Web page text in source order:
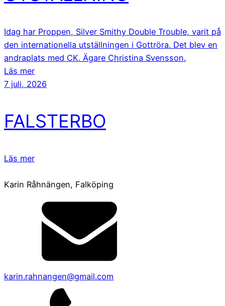
Idag har Proppen, Silver Smithy Double Trouble, varit på
den internationella utställningen i Gottröra. Det blev en
andraplats med CK. Ägare Christina Svensson.
Läs mer
7 juli, 2026
FALSTERBO
Läs mer
Karin Råhnängen, Falköping
karin.rahnangen@gmail.com